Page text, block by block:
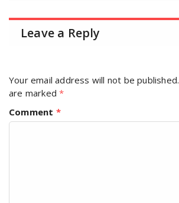
Leave a Reply
Your email address will not be published.
are marked*
Comment *